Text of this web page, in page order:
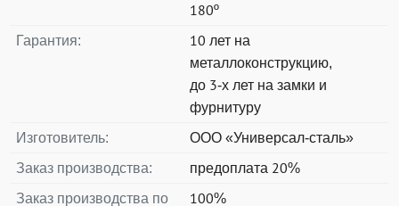
180º
Гарантия:
10 лет на
металлоконструкцию,
до 3-х лет на замки и
фурнитуру
Изготовитель:
ООО «Универсал-сталь»
Заказ производства:
предоплата 20%
Заказ производства по
100%